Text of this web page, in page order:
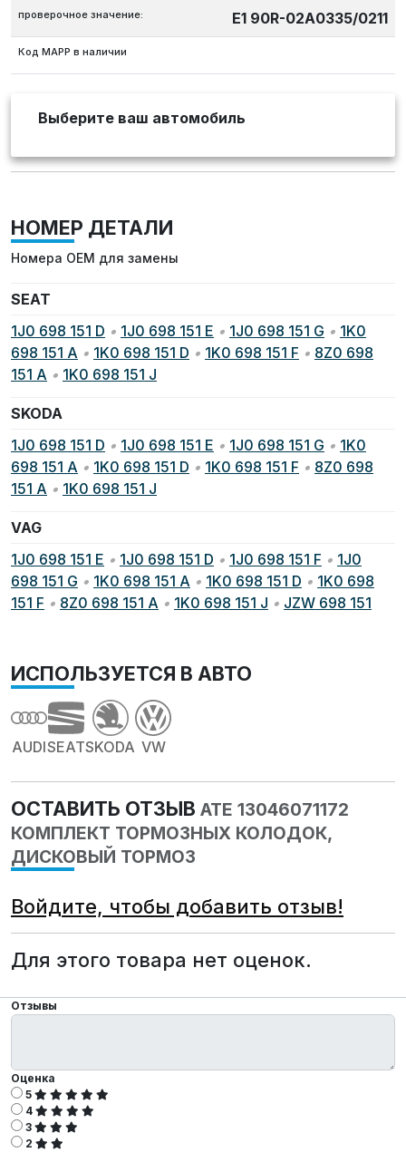
проверочное значение: E1 90R-02A0335/0211
Код MAPP в наличии
Выберите ваш автомобиль
НОМЕР ДЕТАЛИ
Номера OEM для замены
SEAT
1J0 698 151 D • 1J0 698 151 E • 1J0 698 151 G • 1K0
698 151 A • 1K0 698 151 D • 1K0 698 151 F • 8Z0 698
151 A • 1K0 698 151 J
SKODA
1J0 698 151 D • 1J0 698 151 E • 1J0 698 151 G • 1K0
698 151 A • 1K0 698 151 D • 1K0 698 151 F • 8Z0 698
151 A • 1K0 698 151 J
VAG
1J0 698 151 E • 1J0 698 151 D • 1J0 698 151 F • 1J0
698 151 G • 1K0 698 151 A • 1K0 698 151 D • 1K0 698
151 F • 8Z0 698 151 A • 1K0 698 151 J • JZW 698 151
ИСПОЛЬЗУЕТСЯ В АВТО
AUDISEATSKODA VW
ОСТАВИТЬ ОТЗЫВ ATE 13046071172
КОМПЛЕКТ ТОРМОЗНЫХ КОЛОДОК,
ДИСКОВЫЙ ТОРМОЗ
Войдите, чтобы добавить отзыв!
Для этого товара нет оценок.
Отзывы
Оценка
5
4
3
2